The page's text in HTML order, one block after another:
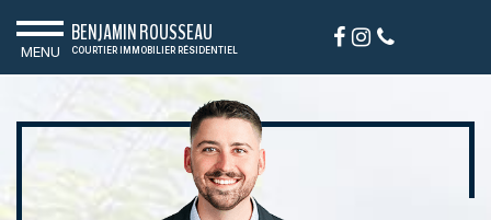
MENU
BENJAMIN ROUSSEAU
COURTIER IMMOBILIER RÉSIDENTIEL